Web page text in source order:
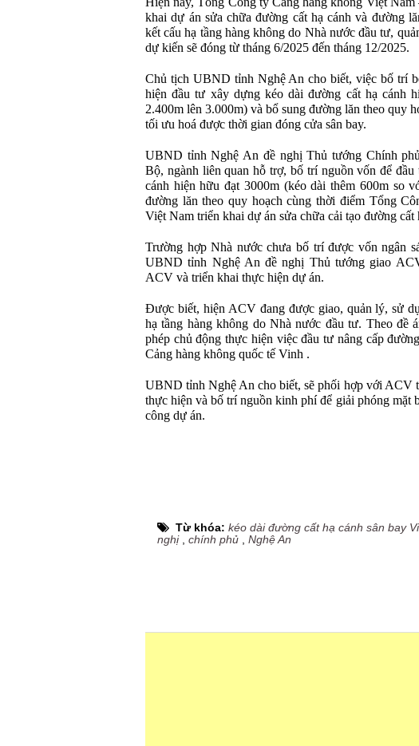
khai dự án sửa chữa đường cất hạ cánh và đường
kết cấu hạ tầng hàng không do Nhà nước đầu tư,
dự kiến sẽ đóng từ tháng 6/2025 đến tháng 12/2025.
Chủ tịch UBND tỉnh Nghệ An cho biết, việc bố trí
hiện đầu tư xây dựng kéo dài đường cất hạ cánh
2.400m lên 3.000m) và bổ sung đường lăn theo quy
tối ưu hoá được thời gian đóng cửa sân bay.
UBND tỉnh Nghệ An đề nghị Thủ tướng Chính
Bộ, ngành liên quan hỗ trợ, bố trí nguồn vốn để
cánh hiện hữu đạt 3000m (kéo dài thêm 600m so
đường lăn theo quy hoạch cùng thời điểm Tổng
Việt Nam triển khai dự án sửa chữa cải tạo đường cất
Trường hợp Nhà nước chưa bố trí được vốn ngân
UBND tỉnh Nghệ An đề nghị Thủ tướng giao
ACV và triển khai thực hiện dự án.
Được biết, hiện ACV đang được giao, quản lý, sử
hạ tầng hàng không do Nhà nước đầu tư. Theo đề
phép chủ động thực hiện việc đầu tư nâng cấp
Cảng hàng không quốc tế Vinh .
UBND tỉnh Nghệ An cho biết, sẽ phối hợp với ACV
thực hiện và bố trí nguồn kinh phí để giải phóng mặt
công dự án.
Từ khóa: kéo dài đường cất hạ cánh sân bay
nghị, chính phủ Nghệ An